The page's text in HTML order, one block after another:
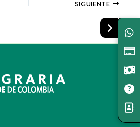
SIGUIENTE